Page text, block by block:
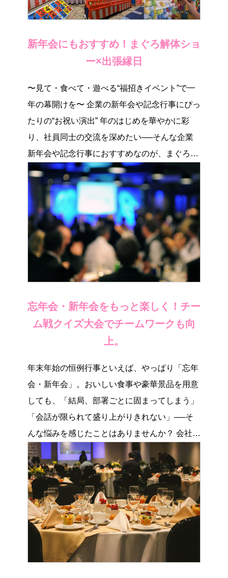
新年会にもおすすめ！まぐろ解体ショ
ー×出張縁日
〜見て・食べて・遊べる“福招きイベント”で一
年の幕開けを〜 企業の新年会や記念行事にぴっ
たりの“お祝い演出” 年のはじめを華やかに彩
り、社員同士の交流を深めたい──そんな企業
新年会や記念行事におすすめなのが、まぐろの
解体 […]
忘年会・新年会をもっと楽しく！チー
ム戦クイズ大会でチームワークも向
上。
年末年始の恒例行事といえば、やっぱり「忘年
会・新年会」。おいしい食事や豪華景品を用意
しても、「結局、部署ごとに固まってしまう」
「会話が限られて盛り上がりきれない」──そ
んな悩みを感じたことはありませんか？ 会社の
忘年会・ […]